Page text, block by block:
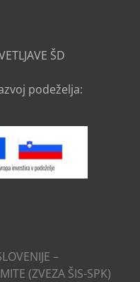
ŠD
podeželja:
–
(ZVEZA ŠIS-SPK)